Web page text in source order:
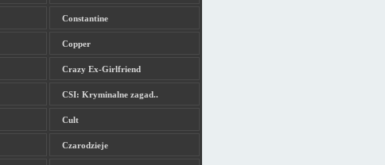
Constantine
Copper
Crazy Ex-Girlfriend
CSI: Kryminalne zagad..
Cult
Czarodzieje